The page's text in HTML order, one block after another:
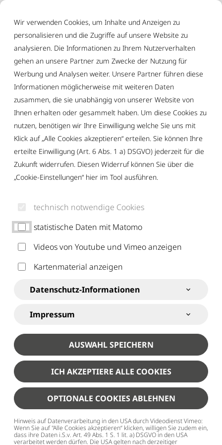
Informationen und Einstellungen zur Barrierefreiheit
JUGENDPOLITIK
JUGENDPOLITISCHE
INTERESSENVERTRETUNG
Der Stadtjugendring Kempten setzt sich für die Interessen
von Kindern und Jugendlichen ein. Mit den Mitteln der
Jugendarbeit und der Jugendpolitik vertritt er die Belange
Unter dem Slogan „Gemeinsam Haltung zeigen!“ ist die
Wir verwenden Cookies, um Inhalte und Anzeigen zu
personalisieren und die Zugriffe auf unsere Website zu
analysieren. Die Informationen zu Ihrem Nutzerverhalten
gehen an unsere Partner zum Zwecke der Nutzung für
Werbung und Analysen weiter. Unsere Partner führen diese
Informationen möglicherweise mit weiteren Daten
zusammen, die sie unabhängig von unserer Website von
Ihnen erhalten oder gesammelt haben. Um diese Cookies zu
nutzen, benötigen wir Ihre Einwilligung welche Sie uns mit
Klick auf „Alle Cookies akzeptieren“ erteilen. Sie können Ihre
erteilte Einwilligung (Art. 6 Abs. 1 a) DSGVO) jederzeit für die
Zukunft widerrufen. Diesen Widerruf können Sie über die
„Cookie-Einstellungen“ hier im Tool ausführen.
technisch notwendige Cookies
statistische Daten mit Matomo
Videos von Youtube und Vimeo anzeigen
Kartenmaterial anzeigen
Datenschutz-Informationen
Impressum
AUSWAHL SPEICHERN
ICH AKZEPTIERE ALLE COOKIES
OPTIONALE COOKIES ABLEHNEN
Hinweis auf Datenverarbeitung in den USA durch Videodienst Vimeo:
Wenn Sie auf "Alle Cookies akzeptieren“ klicken, willigen Sie zudem ein,
dass ihre Daten i.S.v. Art. 49 Abs. 1 S. 1 lit. a) DSGVO in den USA
verarbeitet werden dürfen. Die USA gelten nach derzeitiger